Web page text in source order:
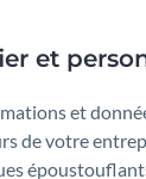
et
et
de votre